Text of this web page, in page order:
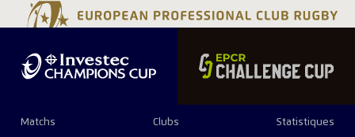
Matchs Clubs Statistiques
28 0